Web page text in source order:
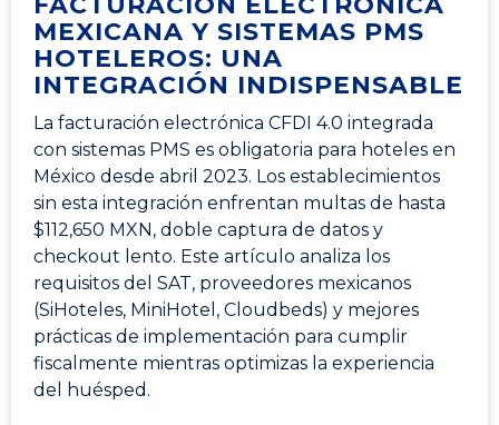
MEXICANA Y SISTEMAS PMS
HOTELEROS: UNA
INTEGRACIÓN INDISPENSABLE
La facturación electrónica CFDI 4.0 integrada
con sistemas PMS es obligatoria para hoteles en
México desde abril 2023. Los establecimientos
sin esta integración enfrentan multas de hasta
$112,650 MXN, doble captura de datos y
checkout lento. Este artículo analiza los
requisitos del SAT, proveedores mexicanos
(SiHoteles, MiniHotel, Cloudbeds) y mejores
prácticas de implementación para cumplir
fiscalmente mientras optimizas la experiencia
del huésped.